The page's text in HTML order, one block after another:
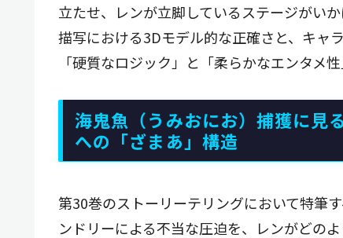
立たせ、レンが立脚しているステージがい
描写における3Dモデル的な正確さと、キャ
「硬質なロジック」と「柔らかなエンタメ
海鬼魚（うみおにお）捕獲に見
への「ざまあ」構造
第30巻のストーリーテリングにおいて特筆
ンドリーによる不当な圧迫を、レンがどの